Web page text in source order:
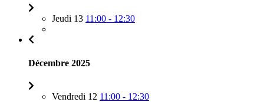
Jeudi 13 11:00 - 12:30
Décembre 2025
Vendredi 12 11:00 - 12:30